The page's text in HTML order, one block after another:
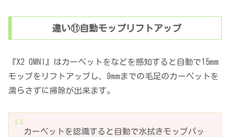
違い⑪自動モップリフトアップ
『X2 OMNI』はカーペットをなどを感知すると自動で15mm
モップをリフトアップし、9mmまでの毛足のカーペットを
濡らさずに掃除が出来ます。
カーペットを認識すると自動で水拭きモップパッ